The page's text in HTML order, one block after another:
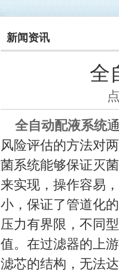
新闻资讯
全
全自动配液系统
风险评估的方法对
菌系统能够保证灭
来实现，操作容易
小，保证了管道化
压力有界限，不同
值。在过滤器的上
滤芯的结构，无法